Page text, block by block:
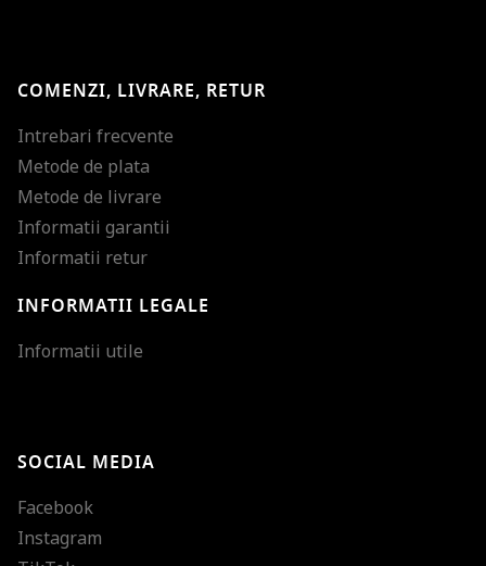
COMENZI, LIVRARE, RETUR
Intrebari frecvente
Metode de plata
Metode de livrare
Informatii garantii
Informatii retur
INFORMATII LEGALE
Informatii utile
SOCIAL MEDIA
Facebook
Instagram